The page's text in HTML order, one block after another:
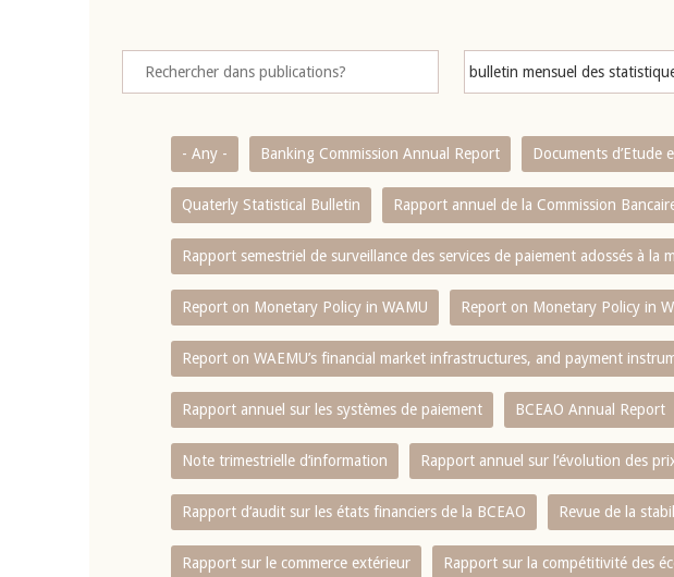
- Any - Banking Commission Annual Report Documents d’Etude
Quaterly Statistical Bulletin Rapport annuel de la Commission
Rapport semestriel de surveillance des services de paiement adossés à la
Report on Monetary Policy in WAMU Report on Monetary Policy in
Report on WAEMU’s financial market infrastructures, and payment
Rapport annuel sur les systèmes de paiement BCEAO Annual Report
Note trimestrielle d‘information Rapport annuel sur l‘évolution des
Rapport d‘audit sur les états financiers de la BCEAO Revue de la
Rapport sur le commerce extérieur Rapport sur la compétitivité des